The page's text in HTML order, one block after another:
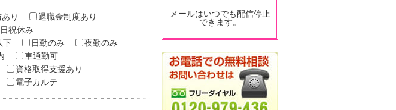
り
退職金制度あり
祝休み
下 日勤のみ
夜勤のみ
車通勤可
資格取得支援あり
電子カルテ
メールはいつでも配信停止
できます。